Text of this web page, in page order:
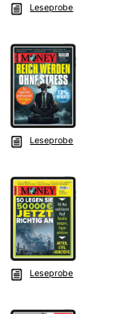
Leseprobe
Leseprobe
Leseprobe